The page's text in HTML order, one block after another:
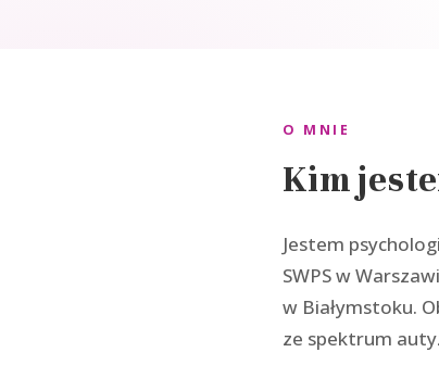
O MNIE
Kim
Jestem
SWPS w
w Białymstoku.
ze spektrum